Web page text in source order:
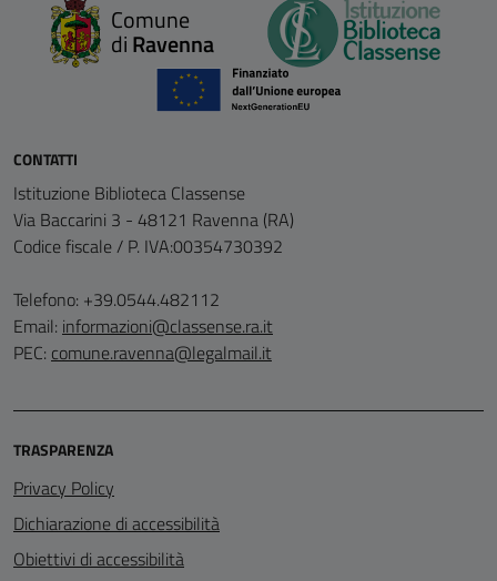
Comune
diRavenna
CONTATTI
Istituzione Biblioteca Classense
Via Baccarini 3 - 48121 Ravenna (RA)
Codice fiscale / P. IVA:00354730392
Telefono: +39.0544.482112
Email: informazioni@classense.ra.it
PEC: comune.ravenna@legalmail.it
TRASPARENZA
Privacy Policy
Dichiarazione di accessibilità
Obiettivi di accessibilità